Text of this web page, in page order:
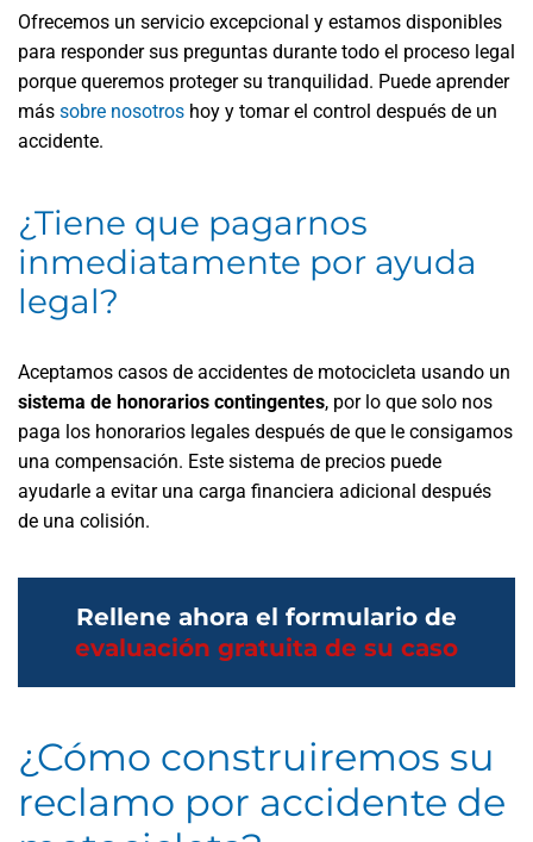
Ofrecemos un servicio excepcional y estamos disponibles
para responder sus preguntas durante todo el proceso legal
porque queremos proteger su tranquilidad. Puede aprender
más sobre nosotros hoy y tomar el control después de un
accidente.
¿Tiene que pagarnos
inmediatamente por ayuda
legal?
Aceptamos casos de accidentes de motocicleta usando un
sistema de honorarios contingentes, por lo que solo nos
paga los honorarios legales después de que le consigamos
una compensación. Este sistema de precios puede
ayudarle a evitar una carga financiera adicional después
de una colisión.
Rellene ahora el formulario de
evaluación gratuita de su caso
¿Cómo construiremos su
reclamo por accidente de